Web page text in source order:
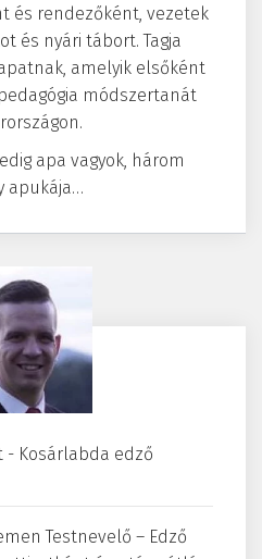
és rendezőként, vezetek
és nyári tábort. Tagja
amelyik elsőként
módszertanát
apa vagyok, három
apukája…
- Kosárlabda edző
Testnevelő – Edző